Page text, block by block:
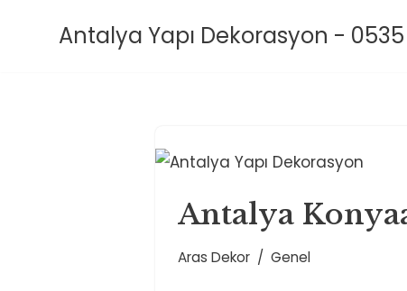
Antalya Yapı Dekorasyon - 0535
Antalya
Aras Dekor Genel